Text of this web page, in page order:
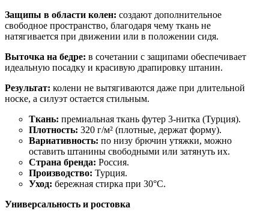
Защипы в области колен: создают дополнительное
свободное пространство, благодаря чему ткань не
натягивается при движении или в положении сидя.
Выточка на бедре: в сочетании с защипами обеспечивает
идеальную посадку и красивую драпировку штанин.
Результат: колени не вытягиваются даже при длительной
носке, а силуэт остается стильным.
Ткань: премиальная ткань футер 3-нитка (Турция).
Плотность: 320 г/м² (плотные, держат форму).
Вариативность: по низу брючин утяжки, можно
оставить штанины свободными или затянуть их.
Страна бренда: Россия.
Производство: Турция.
Уход: бережная стирка при 30°C.
Универсальность и ростовка